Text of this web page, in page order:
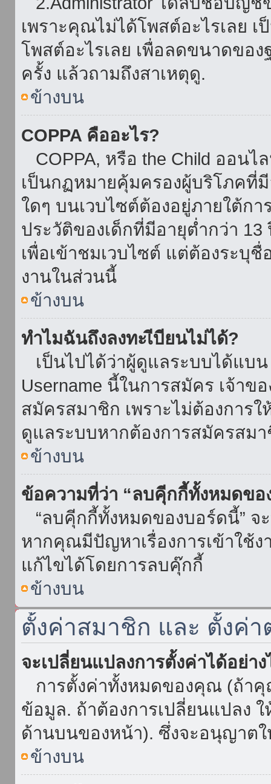
เพราะคุณไม่ได้โพสต์อะไรเลย
โพสต์อะไรเลย เพื่อลดขนาดขอ
ครั้ง แล้วถามถึงสาเหตุดู.
ข้างบน
COPPA คืออะไร?
COPPA, หรือ the Child ออนไ
เป็นกฏหมายคุ้มครองผู้บริโภคที่
ใดๆ บนเวบไซต์ต้องอยู่ภายใต้ก
ประวัติของเด็กที่มีอายุต่ำกว่า
เพื่อเข้าชมเวบไซต์ แต่ต้องระบุ
งานในส่วนนี้
ข้างบน
ทำไมฉันถึงลงทะเีบียนไม่ได้?
เป็นไปได้ว่าผู้ดูแลระบบได้แบ
Username นี้ในการสมัคร เจ้าข
สมัครสมาชิก เพราะไม่ต้องการ
ดูแลระบบหากต้องการสมัครสม
ข้างบน
ข้อความที่ว่า “ลบคุีกกี้ทั้งหมดขอ
“ลบคุีกกี้ทั้งหมดของบอร์ดนี้” จ
หากคุณมีปัญหาเรื่องการเข้าใช้
แก้ไขได้โดยการลบคุ๊กกี้
ข้างบน
ตั้งค่าสมาชิก และ ตั้งค่า
จะเปลี่ยนแปลงการตั้งค่าได้อย่าง
การตั้งค่าทั้งหมดของคุณ (ถ้าคุ
ข้อมูล. ถ้าต้องการเปลี่ยนแปลง
ด้านบนของหน้า). ซึ่งจะอนุญาต
ข้างบน